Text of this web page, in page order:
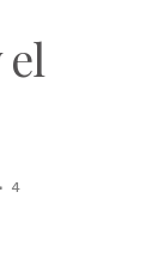
4